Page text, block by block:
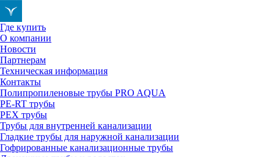
Где купить
О компании
Новости
Партнерам
Техническая информация
Контакты
Полипропиленовые трубы PRO AQUA
PE-RT трубы
PEX трубы
Трубы для внутренней канализации
Гладкие трубы для наружной канализации
Гофрированные канализационные трубы